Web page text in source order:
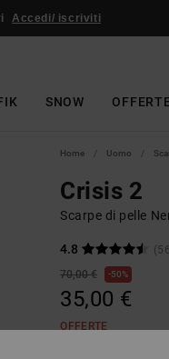
Accedi/ iscriviti
SNOW
Home Uomo
Crisis 2
Scarpe di pelle
4.8
70,00 €
50%
35,00 €
OFFERTE